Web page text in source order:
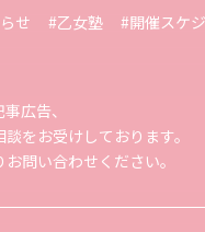
せ #乙女塾 #開催スケ
広告、
をお受けしております。
お問い合わせください。